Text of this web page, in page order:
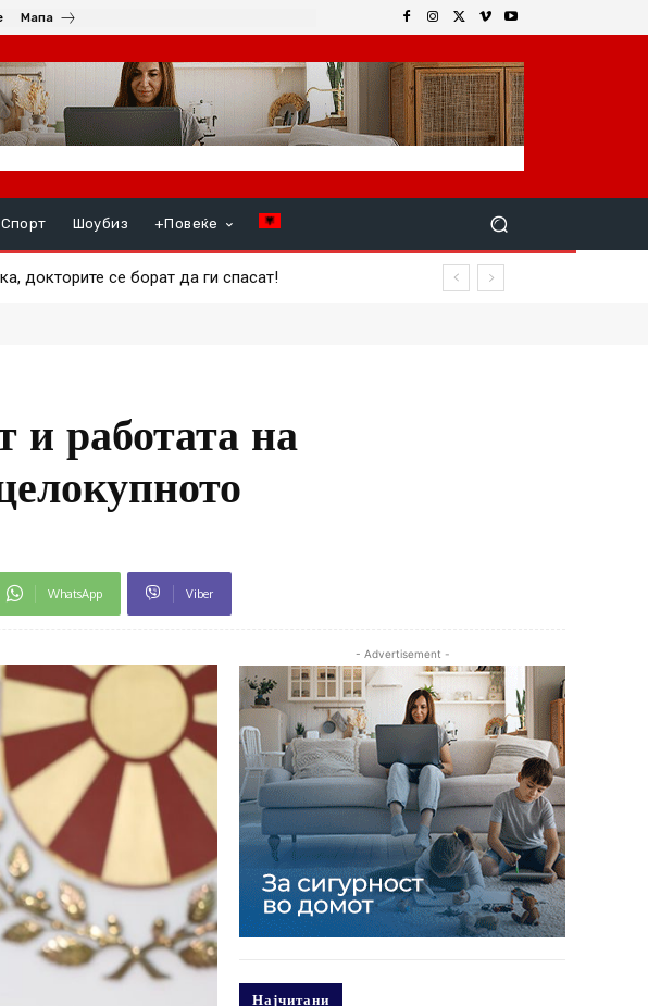
Мапа
Спорт Шоубиз +Повеќе
удрел во друг, повреден член на екипажот
и работата на
WhatsApp Viber
- Advertisement -
Најчитани